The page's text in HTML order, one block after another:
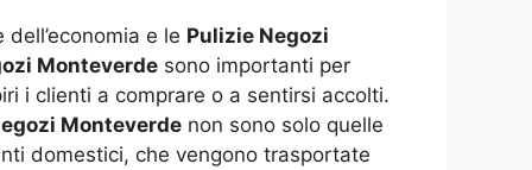
e le Pulizie Negozi
Monteverde sono importanti per
i clienti a comprare o a sentirsi accolti.
Monteverde non sono solo quelle
domestici, che vengono trasportate